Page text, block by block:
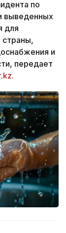
по
выведенных
для
страны,
и
передает